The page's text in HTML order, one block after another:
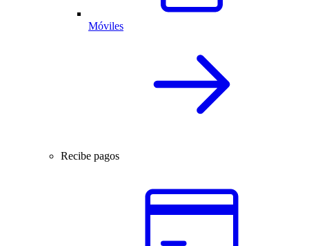
Móviles
Recibe pagos